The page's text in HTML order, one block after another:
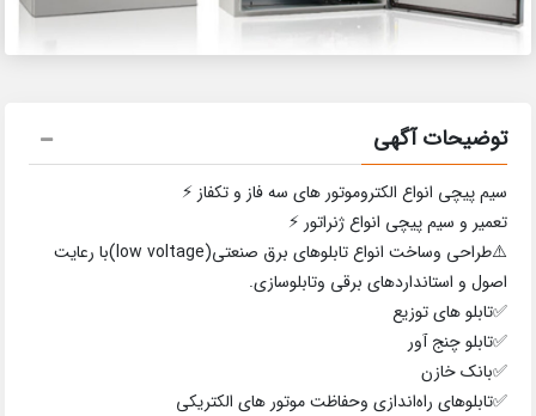
توضیحات آگهی
سیم پیچی انواع الکتروموتور های سه فاز و تکفاز ⚡️
تعمیر و سیم پیچی انواع ژنراتور ⚡️
⚠️طراحی وساخت انواع تابلوهای برق صنعتی(low voltage)با رعایت
اصول و استانداردهای برقی وتابلوسازی.
✅️تابلو های توزیع
✅️تابلو چنج آور
✅️بانک خازن
✅️تابلوهای راه‌اندازی وحفاظت موتور های الکتریکی